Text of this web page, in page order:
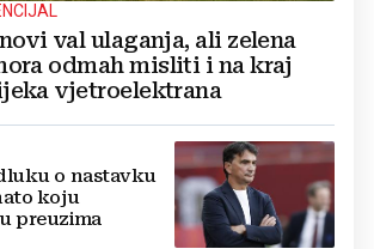
val ulaganja, ali zelena
odmah misliti i na kraj
vjetroelektrana
o nastavku
koju
preuzima